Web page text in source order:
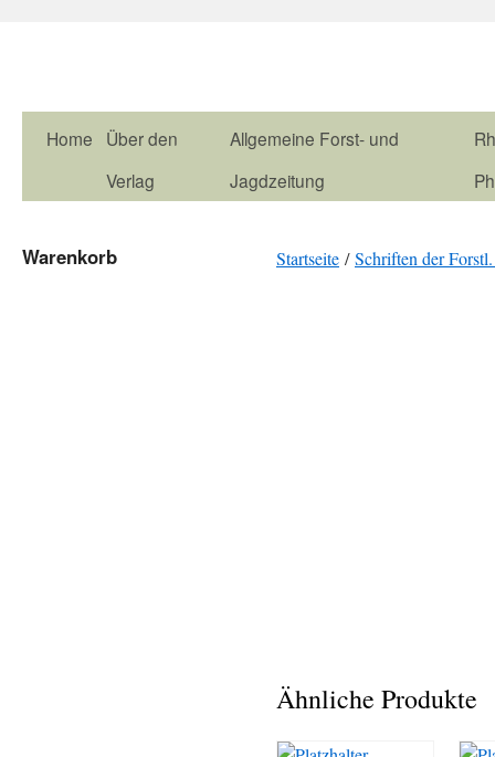
Home
Über den
Verlag
Allgemeine Forst- und
Jagdzeitung
Startseite /Schriften der
Ähnliche Produkte
Warenkorb